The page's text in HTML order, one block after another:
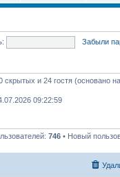
Забыли
скрытых и 24 гостя (основано
09:22:59
746 • Новый